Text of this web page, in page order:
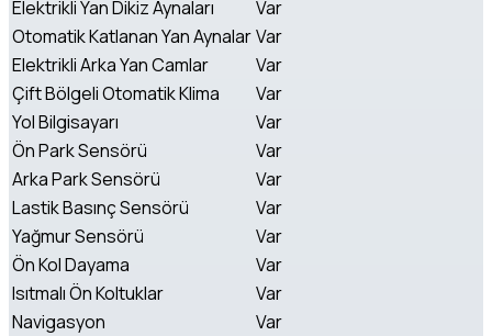
Elektrikli Yan Dikiz Aynaları
Var
Otomatik Katlanan Yan AynalarVar
Elektrikli Arka Yan Camlar
Var
Çift Bölgeli Otomatik Klima
Var
Yol Bilgisayarı
Var
Ön Park Sensörü
Var
Arka Park Sensörü
Var
Lastik Basınç Sensörü
Var
Yağmur Sensörü
Var
Ön Kol Dayama
Var
Isıtmalı Ön Koltuklar
Var
Navigasyon
Var